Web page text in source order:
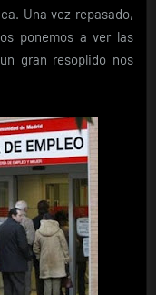
Una vez repasado,
ponemos a ver las
gran resoplido nos